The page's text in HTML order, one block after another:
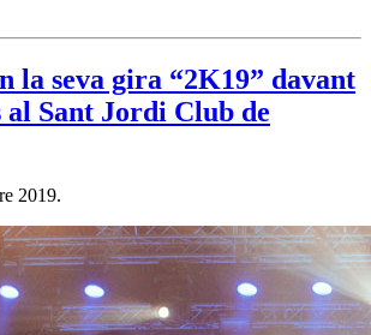
la seva gira “2K19” davant
al Sant Jordi Club de
2019.